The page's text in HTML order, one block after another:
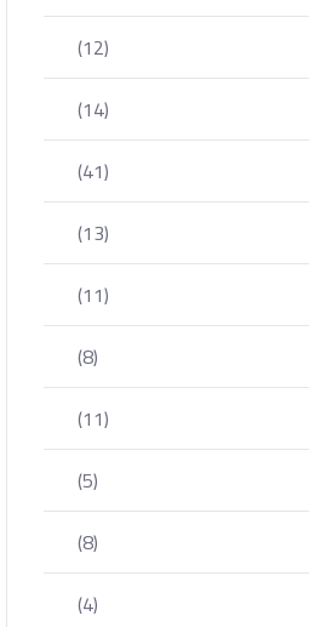
(12)
(14)
(41)
(13)
(11)
(8)
(11)
(5)
(8)
(4)